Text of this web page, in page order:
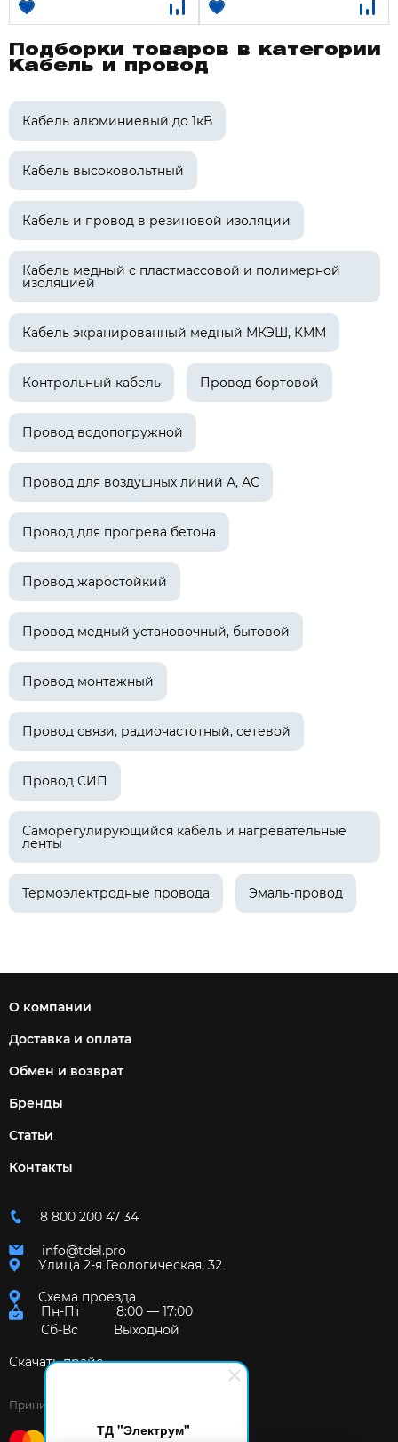
ТД "Электрум"
Подборки товаров в категории
Кабель и провод
Кабель алюминиевый до 1кВ
Кабель высоковольтный
Кабель и провод в резиновой изоляции
Кабель медный с пластмассовой и полимерной
изоляцией
Кабель экранированный медный МКЭШ, КММ
Контрольный кабель Провод бортовой
Провод водопогружной
Провод для воздушных линий А, АС
Провод для прогрева бетона
Провод жаростойкий
Провод медный установочный, бытовой
Провод монтажный
Провод связи, радиочастотный, сетевой
Провод СИП
Саморегулирующийся кабель и нагревательные
ленты
Термоэлектродные провода Эмаль-провод
О компании
Доставка и оплата
Обмен и возврат
Бренды
Статьи
Контакты
8 800 200 47 34
info@tdel.pro
Улица 2-я Геологическая, 32
Схема проезда
Пн-Пт
8:00 — 17:00
Сб-Вс
Выходной
Скачать прайс
Принимаем к оплате: